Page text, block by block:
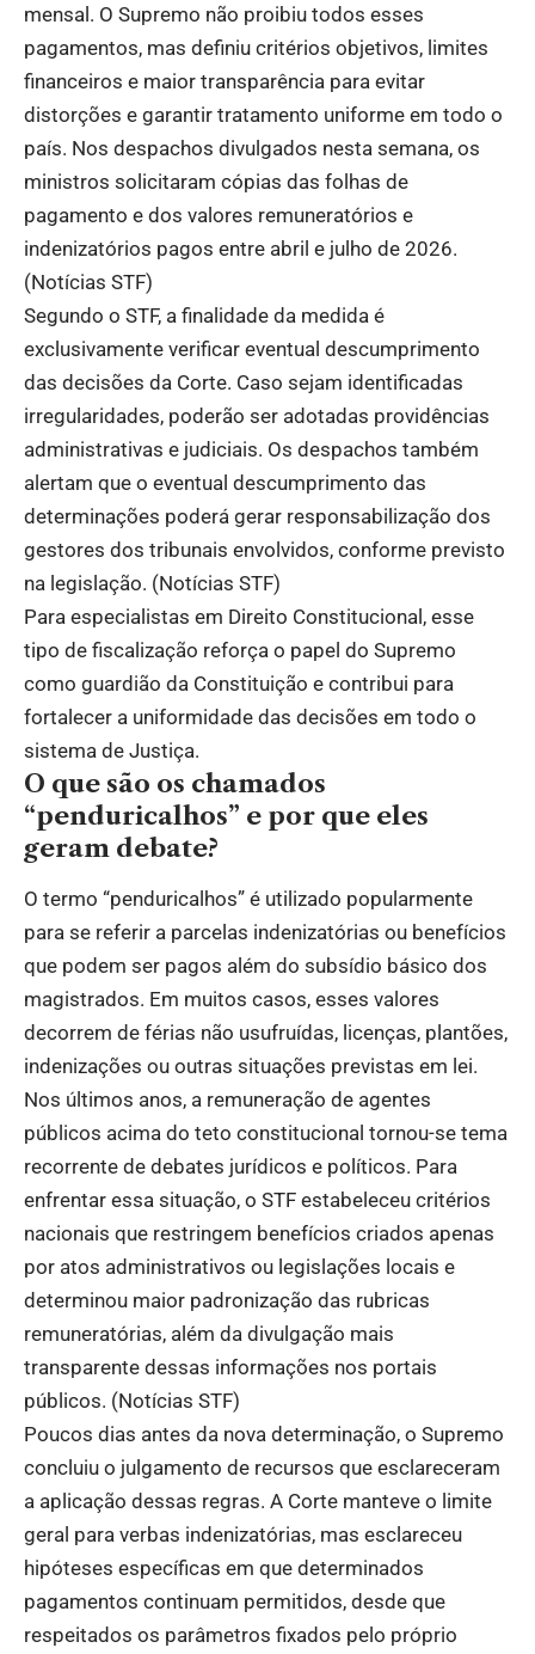
mensal. O Supremo não proibiu todos esses
pagamentos, mas definiu critérios objetivos, limites
financeiros e maior transparência para evitar
distorções e garantir tratamento uniforme em todo o
país. Nos despachos divulgados nesta semana, os
ministros solicitaram cópias das folhas de
pagamento e dos valores remuneratórios e
indenizatórios pagos entre abril e julho de 2026.
(Notícias STF)
Segundo o STF, a finalidade da medida é
exclusivamente verificar eventual descumprimento
das decisões da Corte. Caso sejam identificadas
irregularidades, poderão ser adotadas providências
administrativas e judiciais. Os despachos também
alertam que o eventual descumprimento das
determinações poderá gerar responsabilização dos
gestores dos tribunais envolvidos, conforme previsto
na legislação. (Notícias STF)
Para especialistas em Direito Constitucional, esse
tipo de fiscalização reforça o papel do Supremo
como guardião da Constituição e contribui para
fortalecer a uniformidade das decisões em todo o
sistema de Justiça.
O que são os chamados
“penduricalhos” e por que eles
geram debate?
O termo “penduricalhos” é utilizado popularmente
para se referir a parcelas indenizatórias ou benefícios
que podem ser pagos além do subsídio básico dos
magistrados. Em muitos casos, esses valores
decorrem de férias não usufruídas, licenças, plantões,
indenizações ou outras situações previstas em lei.
Nos últimos anos, a remuneração de agentes
públicos acima do teto constitucional tornou-se tema
recorrente de debates jurídicos e políticos. Para
enfrentar essa situação, o STF estabeleceu critérios
nacionais que restringem benefícios criados apenas
por atos administrativos ou legislações locais e
determinou maior padronização das rubricas
remuneratórias, além da divulgação mais
transparente dessas informações nos portais
públicos. (Notícias STF)
Poucos dias antes da nova determinação, o Supremo
concluiu o julgamento de recursos que esclareceram
a aplicação dessas regras. A Corte manteve o limite
geral para verbas indenizatórias, mas esclareceu
hipóteses específicas em que determinados
pagamentos continuam permitidos, desde que
respeitados os parâmetros fixados pelo próprio